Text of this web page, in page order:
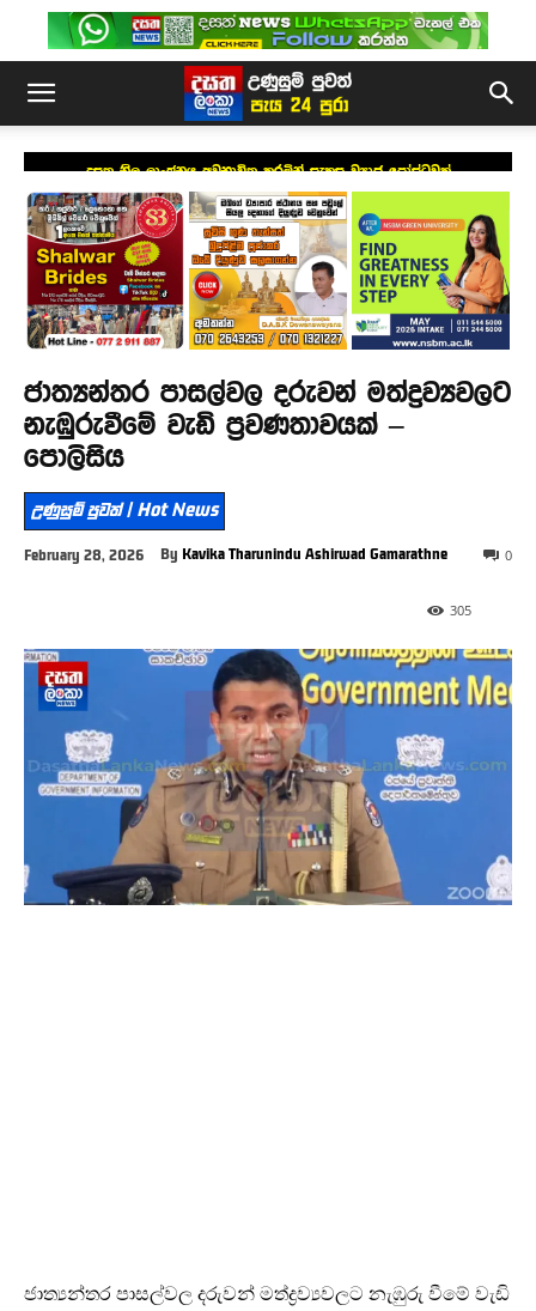
දසත නිල ලාංඡනය අවභාවිත කරමින් සැකසූ ව්‍යාජ පෝස්ටුවක්
ජාත්‍යන්තර පාසල්වල දරුවන් මත්ද්‍රව්‍යවලට
නැඹුරුවීමේ වැඩි ප්‍රවණතාවයක් –
පොලිසිය
උණුසුම් පුවත් | Hot News
February 28, 2026 By Kavika Tharunindu Ashirwad Gamarathne 0
305
ජාත්‍යන්තර පාසල්වල දරුවන් මත්ද්‍රව්‍යවලට නැඹුරු වීමේ වැඩි